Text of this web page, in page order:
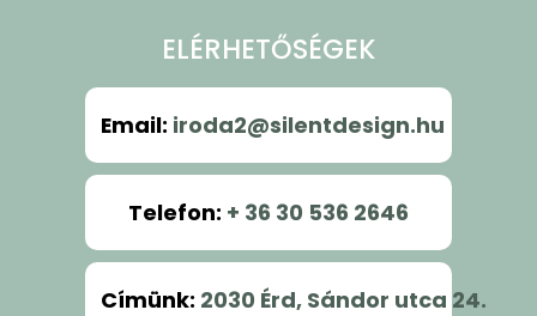
ELÉRHETŐSÉGEK
Email: iroda2@silentdesign.hu
Telefon: + 36 30 536 2646
Címünk: 2030 Érd, Sándor utca 24.